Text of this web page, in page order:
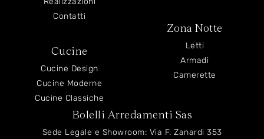
Contatti
Cucine
Cucine Design
Cucine Moderne
Cucine Classiche
Zona Notte
Letti
Armadi
Camerette
Bolelli Arredamenti Sas
Sede Legale e Showroom: Via F. Zanardi 353